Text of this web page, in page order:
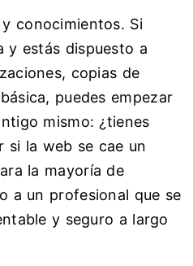
conocimientos. Si
y estás dispuesto a
copias de
puedes empezar
mismo: ¿tienes
si la web se cae un
la mayoría de
a un profesional que se
y seguro a largo